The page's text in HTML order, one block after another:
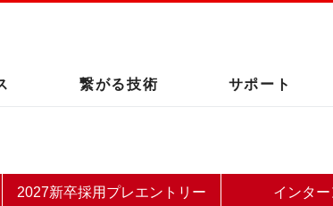
繋がる技術 サポート
2027新卒採用プレエントリー インタ